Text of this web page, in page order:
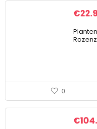
€
0
€